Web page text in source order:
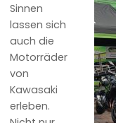
Sinnen
lassen sich
auch die
Motorräder
von
Kawasaki
erleben.